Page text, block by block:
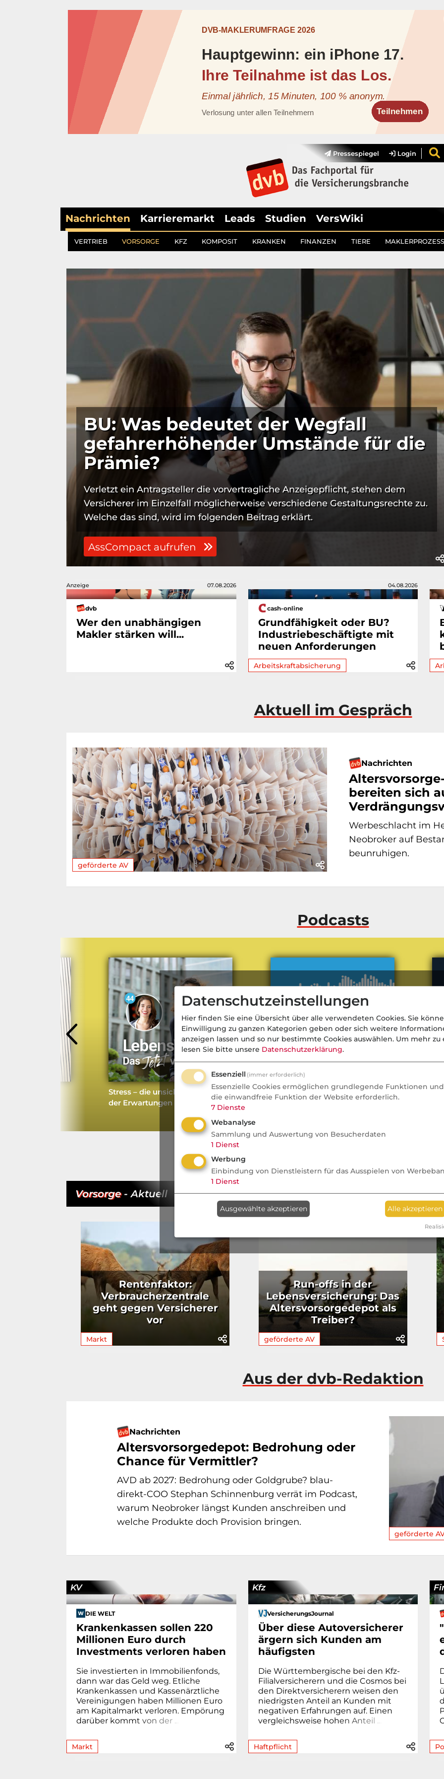
Pressespiegel Login
Nachrichten Karrieremarkt Leads Studien VersWiki
VERTRIEB VORSORGE KFZ KOMPOSIT KRANKEN FINANZEN TIERE
BU: Was bedeutet der Wegfall
gefahrerhöhender Umstände für die
Prämie?
Verletzt ein Antragsteller die vorvertragliche Anzeigepflicht, stehen dem
Versicherer im Einzelfall möglicherweise verschiedene Gestaltungsrechte zu.
Welche das sind, wird im folgenden Beitrag erklärt.
AssCompact aufrufen
Anzeige 07.08.2026
dvb
Wer den unabhängigen
Makler stärken will...
04.08.2026
cash-online
Grundfähigkeit oder BU?
Industriebeschäftigte mit
neuen Anforderungen
Arbeitskraftabsicherung
Aktuell im Gespräch
geförderte AV
Nachrichten
bereiten sich
Werbeschlacht im
Neobroker auf
beunruhigen.
Podcasts
Stress – die unsichtbare Macht
der Erwartungen
Abnehmspritzen in der
Risikoprüfung: Hype, Wirkung &
Vorsorge- Aktuell
Rentenfaktor:
Verbraucherzentrale
geht gegen Versicherer
vor
Markt
Run-offs in der
Lebensversicherung: Das
Altersvorsorgedepot als
Treiber?
geförderte AV
Aus der dvb-Redaktion
geförderte
Nachrichten
Altersvorsorgedepot: Bedrohung oder
Chance für Vermittler?
AVD ab 2027: Bedrohung oder Goldgrube? blau-
direkt-COO Stephan Schinnenburg verrät im Podcast,
warum Neobroker längst Kunden anschreiben und
welche Produkte doch Provision bringen.
KV
DIE WELT
Krankenkassen sollen 220
Millionen Euro durch
Investments verloren haben
Sie investierten in Immobilienfonds,
dann war das Geld weg. Etliche
Krankenkassen und Kassenärztliche
Vereinigungen haben Millionen Euro
am Kapitalmarkt verloren. Empörung
darüber kommt von der ..
Markt
Kfz
VersicherungsJournal
Über diese Autoversicherer
ärgern sich Kunden am
häufigsten
Die Württembergische bei den Kfz-
Filialversicherern und die Cosmos bei
den Direktversicherern weisen den
niedrigsten Anteil an Kunden mit
negativen Erfahrungen auf. Einen
vergleichsweise hohen Anteil ..
Haftpflicht
Datenschutzeinstellungen
Hier finden Sie eine Übersicht über alle verwendeten Cookies. Sie
Einwilligung zu ganzen Kategorien geben oder sich weitere
anzeigen lassen und so nur bestimmte Cookies auswählen. Um mehr zu
lesen Sie bitte unsere Datenschutzerklärung.
Essenziell (immer erforderlich)
Essenzielle Cookies ermöglichen grundlegende Funktionen
die einwandfreie Funktion der Website erforderlich.
7 Dienste
Webanalyse
Sammlung und Auswertung von Besucherdaten
1 Dienst
Werbung
Einbindung von Dienstleistern für das Ausspielen von
1 Dienst
Ausgewählte akzeptieren Alle akzeptieren